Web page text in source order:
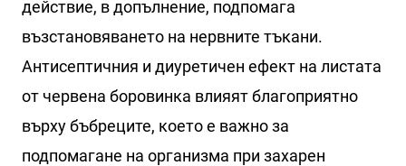
действие, в допълнение, подпомага
възстановяването на нервните тъкани.
Антисептичния и диуретичен ефект на листата
от червена боровинка влияят благоприятно
върху бъбреците, което е важно за
подпомагане на организма при захарен